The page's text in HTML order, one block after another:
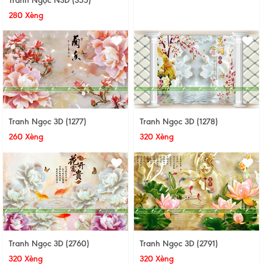
280 Xèng
Tranh Ngọc 3D (1277)
260 Xèng
Tranh Ngọc 3D (1278)
320 Xèng
Tranh Ngọc 3D (2760)
320 Xèng
Tranh Ngọc 3D (2791)
320 Xèng